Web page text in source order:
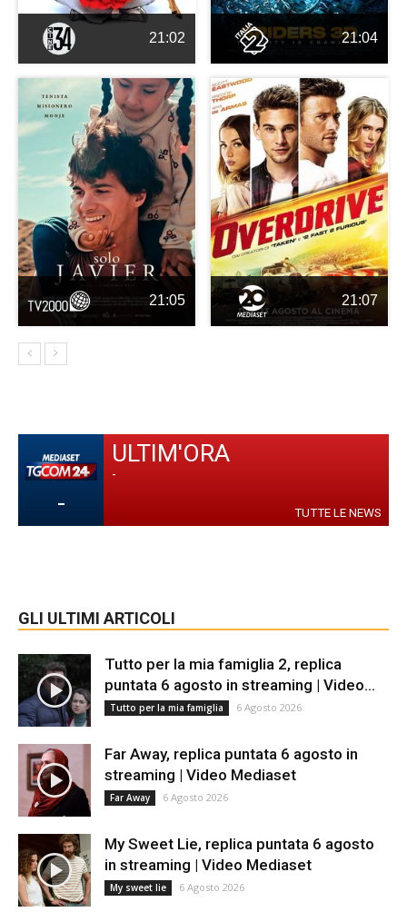
21:02 21:04
21:05 21:07
-
ULTIM'ORA
-
TUTTE LE NEWS
GLI ULTIMI ARTICOLI
Tutto per la mia famiglia 2, replica
puntata 6 agosto in streaming | Video...
Tutto per la mia famiglia 6 Agosto 2026
Far Away, replica puntata 6 agosto in
streaming | Video Mediaset
Far Away 6 Agosto 2026
My Sweet Lie, replica puntata 6 agosto
in streaming | Video Mediaset
My sweet lie 6 Agosto 2026